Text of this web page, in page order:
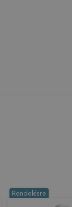
Rendelésre